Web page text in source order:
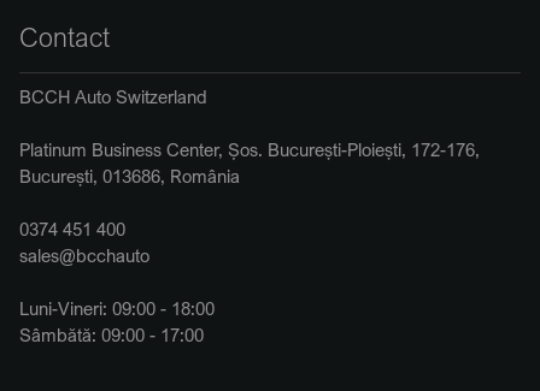
Contact
BCCH Auto Switzerland
Platinum Business Center, Șos. București-Ploiești, 172-176,
București, 013686, România
0374 451 400
sales@bcchauto
Luni-Vineri: 09:00 - 18:00
Sâmbătă: 09:00 - 17:00